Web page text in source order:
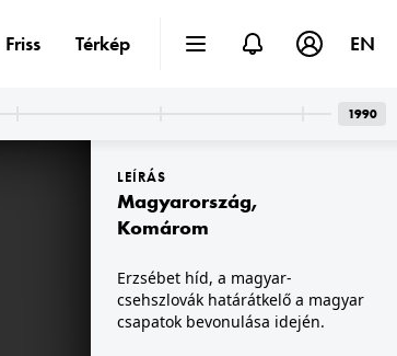
1938 · Magyarország
LEÍRÁS
Magyarország,
Komárom
Erzsébet híd, a magyar-
csehszlovák határátkelő a magyar
csapatok bevonulása idején.
Friss Térkép EN
1990